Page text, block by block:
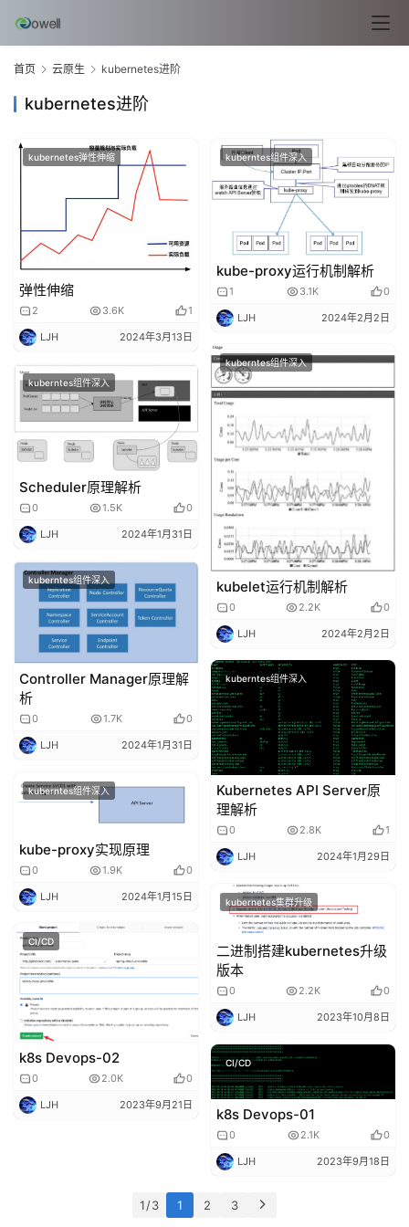
n
u
x
基
础
开
发
原
生
监
控
志
管
理
C
/
D
公
云
企
业
实
战
项
目
注册
首页 云原生 kubernetes进阶
kubernetes进阶
kubernetes弹性伸缩
弹性伸缩
2 3.6K 1
LJH 2024年3月13日
kuberntes组件深入
kube-proxy运行机制解析
1 3.1K 0
LJH 2024年2月2日
kuberntes组件深入
kubelet运行机制解析
0 2.2K 0
LJH 2024年2月2日
kuberntes组件深入
Scheduler原理解析
0 1.5K 0
LJH 2024年1月31日
kuberntes组件深入
Controller Manager原理解
析
0 1.7K 0
LJH 2024年1月31日
kuberntes组件深入
Kubernetes API Server原
理解析
0 2.8K 1
LJH 2024年1月29日
kuberntes组件深入
kube-proxy实现原理
0 1.9K 0
LJH 2024年1月15日 kubernetes集群升级
二进制搭建kubernetes升级
版本
0 2.2K 0
LJH 2023年10月8日
CI/CD
k8s Devops-02
0 2.0K 0
LJH 2023年9月21日
CI/CD
k8s Devops-01
0 2.1K 0
LJH 2023年9月18日
1 / 3 1 2 3